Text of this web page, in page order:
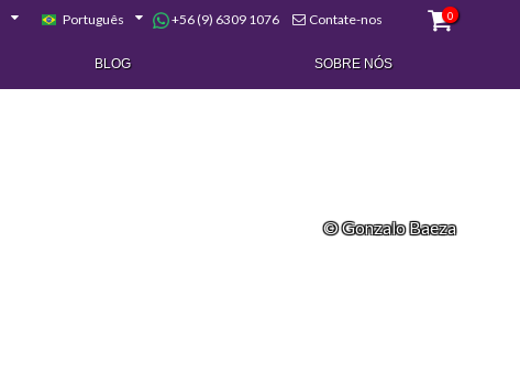
Português +56 (9) 6309 1076 Contate-nos 0
BLOG SOBRE NÓS
© Gonzalo Baeza